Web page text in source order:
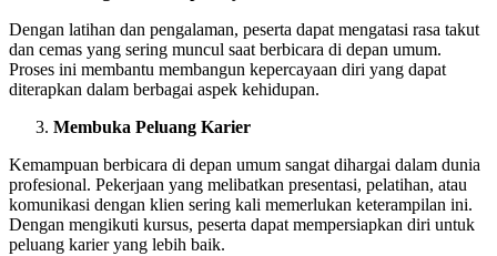
Dengan latihan dan pengalaman, peserta dapat mengatasi rasa takut
dan cemas yang sering muncul saat berbicara di depan umum.
Proses ini membantu membangun kepercayaan diri yang dapat
diterapkan dalam berbagai aspek kehidupan.
Membuka Peluang Karier
Kemampuan berbicara di depan umum sangat dihargai dalam dunia
profesional. Pekerjaan yang melibatkan presentasi, pelatihan, atau
komunikasi dengan klien sering kali memerlukan keterampilan ini.
Dengan mengikuti kursus, peserta dapat mempersiapkan diri untuk
peluang karier yang lebih baik.